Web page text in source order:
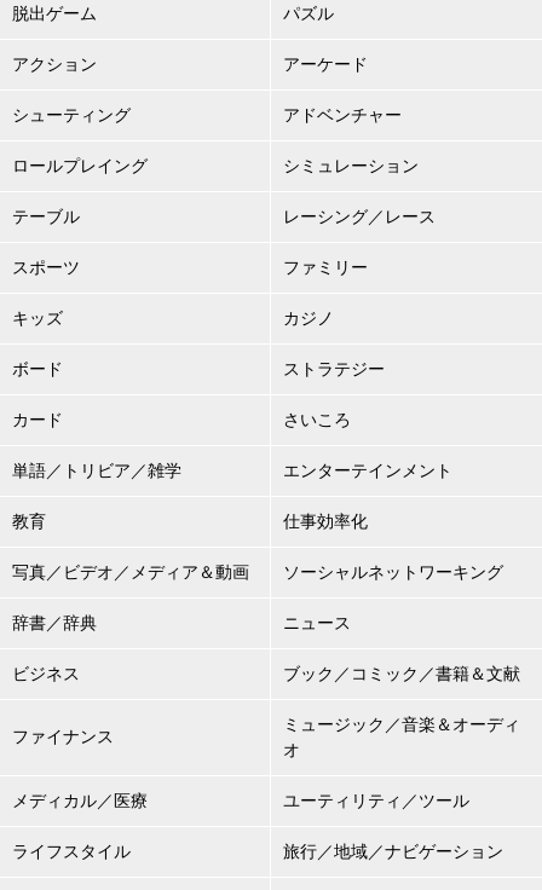
脱出ゲーム パズル
アクション アーケード
シューティング アドベンチャー
ロールプレイング シミュレーション
テーブル レーシング／レース
スポーツ ファミリー
キッズ カジノ
ボード ストラテジー
カード さいころ
単語／トリビア／雑学 エンターテインメント
教育 仕事効率化
写真／ビデオ／メディア＆動画 ソーシャルネットワーキング
辞書／辞典 ニュース
ビジネス ブック／コミック／書籍＆文献
ファイナンス
ミュージック／音楽＆オーディ
オ
メディカル／医療 ユーティリティ／ツール
ライフスタイル 旅行／地域／ナビゲーション